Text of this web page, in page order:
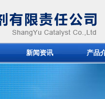
新闻资讯 产品